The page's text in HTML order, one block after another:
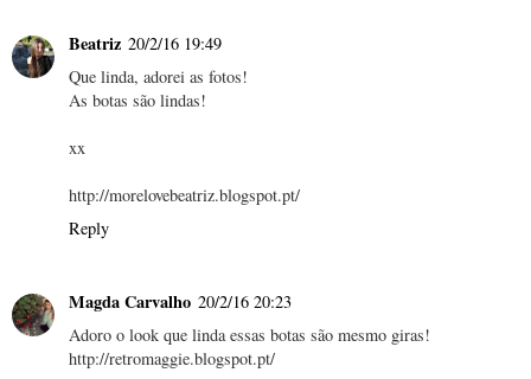
Beatriz 20/2/16 19:49
Que linda, adorei as fotos!
As botas são lindas!
xx
http://morelovebeatriz.blogspot.pt/
Reply
Magda Carvalho 20/2/16 20:23
Adoro o look que linda essas botas são mesmo giras!
http://retromaggie.blogspot.pt/